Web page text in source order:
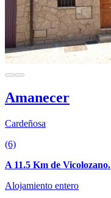
Amanecer
Cardeñosa
(6)
A 11.5 Km de Vicolozano.
Alojamiento entero